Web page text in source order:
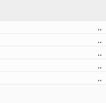
..
..
..
..
..